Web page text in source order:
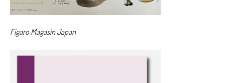
Figaro Magasin Japan